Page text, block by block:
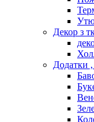
Декор з
Додатки